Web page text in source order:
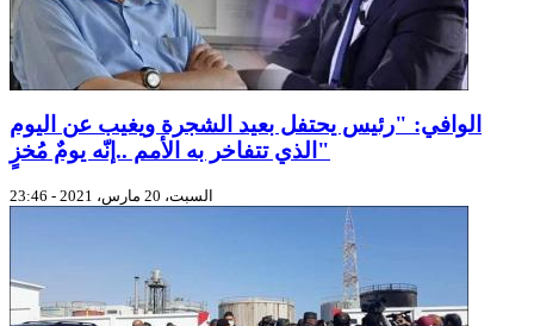
الوافي: "رئيس يحتفل بعيد الشجرة ويغيب عن اليوم
الذي تتفاخر به الأمم ..إنّه يومٌ مُخزٍ"
السبت، 20 مارس، 2021 - 23:46